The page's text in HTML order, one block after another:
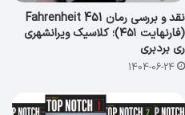
نقد و بررسی رمان Fahrenheit 451
(فارنهایت ۴۵۱)؛ کلاسیک ویرانشهری
ری بردبری
1404-06-24